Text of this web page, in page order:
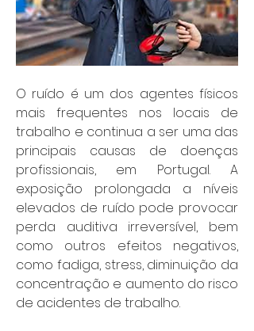
O ruído é um dos agentes físicos
mais frequentes nos locais de
trabalho e continua a ser uma das
principais causas de doenças
profissionais, em Portugal. A
exposição prolongada a níveis
elevados de ruído pode provocar
perda auditiva irreversível, bem
como outros efeitos negativos,
como fadiga, stress, diminuição da
concentração e aumento do risco
de acidentes de trabalho.